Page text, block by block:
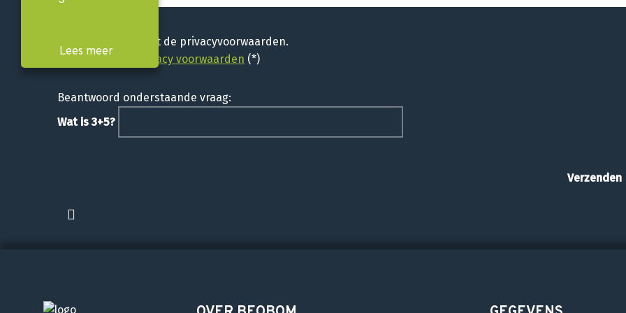
Lees meer
Ik ga akkoord met de privacyvoorwaarden.
Lees hier onze
privacy voorwaarden (*)
Beantwoord onderstaande vraag:
Wat is 3+5?